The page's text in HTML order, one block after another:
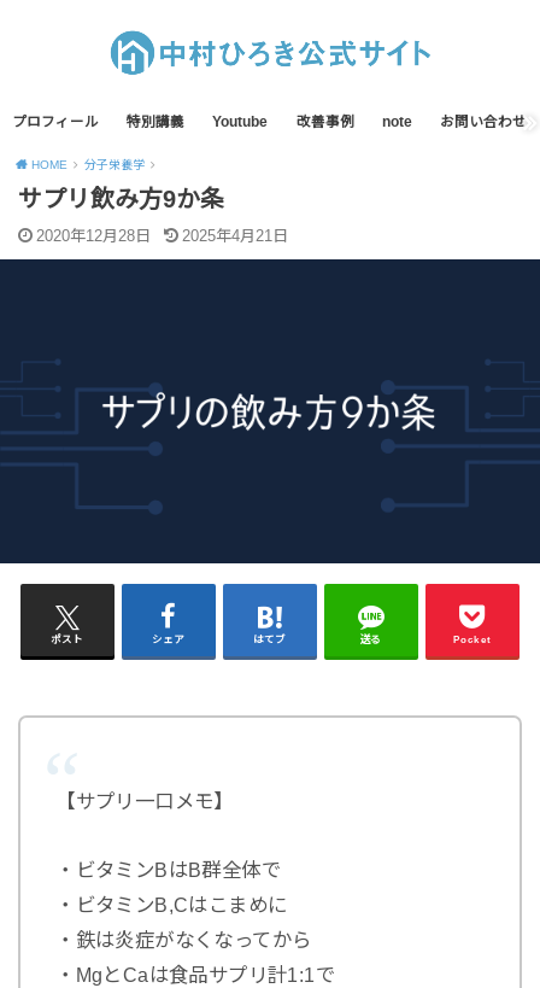
プロフィール 特別講義 Youtube 改善事例 note お問い合わせ
HOME 分子栄養学
サプリ飲み方9か条
2020年12月28日 2025年4月21日
ポスト シェア はてブ 送る Pocket
【サプリ一口メモ】
・ビタミンBはB群全体で
・ビタミンB,Cはこまめに
・鉄は炎症がなくなってから
・MgとCaは食品サプリ計1:1で